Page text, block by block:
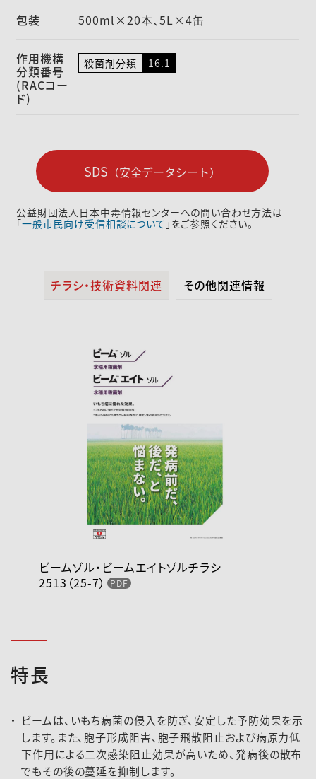
SDS （安全データシート）
公益財団法人日本中毒情報センターへの問い合わせ方法は
「一般市民向け受信相談について 」をご参照ください。
包装 500ml×20本、5L×4缶
作用機構
分類番号
(RACコー
ド)
殺菌剤分類 16.1
チラシ・技術資料関連 その他関連情報
ビームゾル・ビームエイトゾルチラシ
2513（25-7）
特長
ビームは、いもち病菌の侵入を防ぎ、安定した予防効果を示
します。また、胞子形成阻害、胞子飛散阻止および病原力低
下作用による二次感染阻止効果が高いため、発病後の散布
でもその後の蔓延を抑制します。